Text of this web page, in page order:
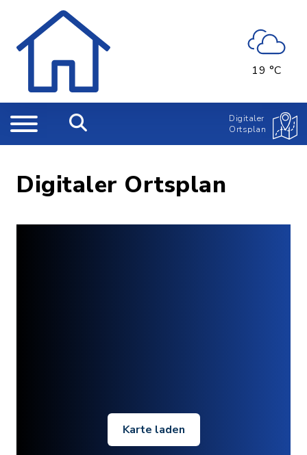
19 °C
Digitaler
Ortsplan
Digitaler Ortsplan
Karte laden